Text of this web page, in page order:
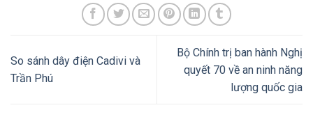
So sánh dây điện Cadivi và
Trần Phú
Bộ Chính trị ban hành Nghị
quyết 70 về an ninh năng
lượng quốc gia